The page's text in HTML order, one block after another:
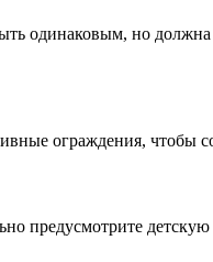
одинаковым, но
ограждения, чтобы
предусмотрите